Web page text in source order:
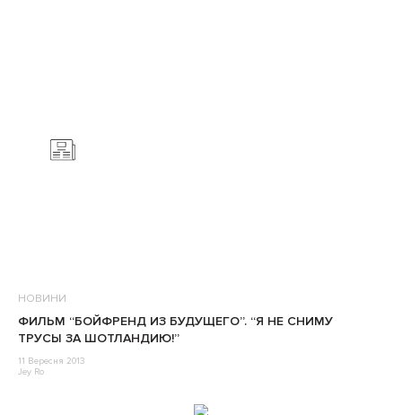
НОВИНИ
ФИЛЬМ “БОЙФРЕНД ИЗ БУДУЩЕГО”. “Я НЕ СНИМУ
ТРУСЫ ЗА ШОТЛАНДИЮ!”
11 Вересня 2013
Jey Ro